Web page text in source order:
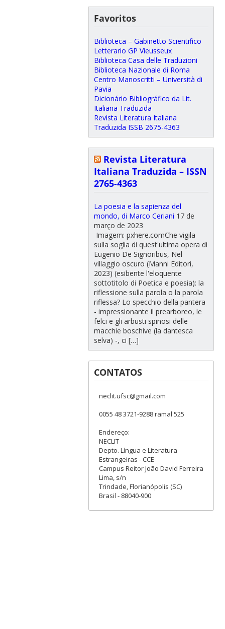
Favoritos
Biblioteca – Gabinetto Scientifico
Letterario GP Vieusseux
Biblioteca Casa delle Traduzioni
Biblioteca Nazionale di Roma
Centro Manoscritti – Università di
Pavia
Dicionário Bibliográfico da Lit.
Italiana Traduzida
Revista Literatura Italiana
Traduzida ISSB 2675-4363
Revista Literatura
Italiana Traduzida – ISSN
2765-4363
La poesia e la sapienza del
mondo, di Marco Ceriani 17 de
março de 2023
Imagem: pxhere.comChe vigila
sulla soglia di quest'ultima opera di
Eugenio De Signoribus, Nel
villaggio oscuro (Manni Editori,
2023) (esibente l'eloquente
sottotitolo di Poetica e poesia): la
riflessione sulla parola o la parola
riflessa? Lo specchio della pantera
- impressionante il prearboreo, le
felci e gli arbusti spinosi delle
macchie boschive (la dantesca
selva) -, ci […]
CONTATOS
neclit.ufsc@gmail.com
0055 48 3721-9288 ramal 525
Endereço:
NECLIT
Depto. Língua e Literatura
Estrangeiras - CCE
Campus Reitor João David Ferreira
Lima, s/n
Trindade, Florianópolis (SC)
Brasil - 88040-900